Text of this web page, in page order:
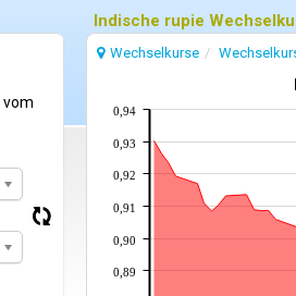
Indische rupie
Wechselkurse
0,89
0,90
0,91
0,92
0,93
0,94
vom